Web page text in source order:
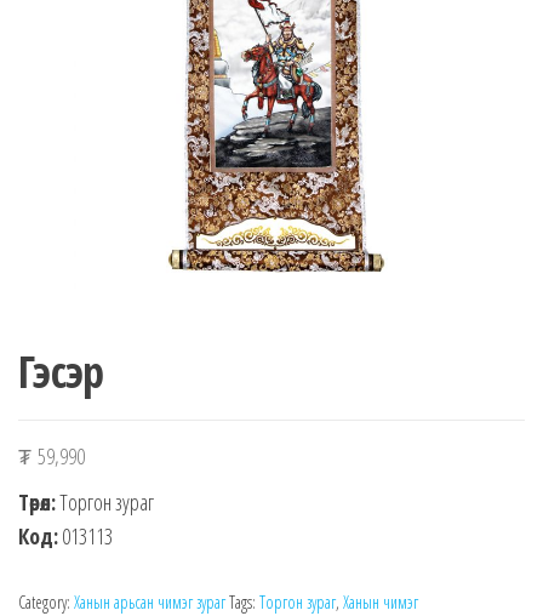
Гэсэр
₮ 59,990
Төрөл:Торгон зураг
Код:013113
Category: Ханын арьсан чимэг зурагTags: Торгон зураг, Ханын чимэг